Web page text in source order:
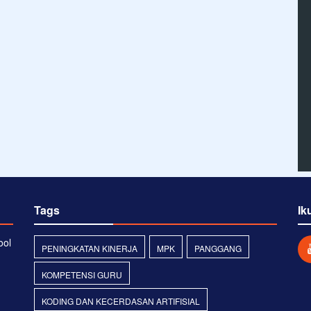
Tags
PENINGKATAN KINERJA MPK PANGGANG
KOMPETENSI GURU
KODING DAN KECERDASAN ARTIFISIAL